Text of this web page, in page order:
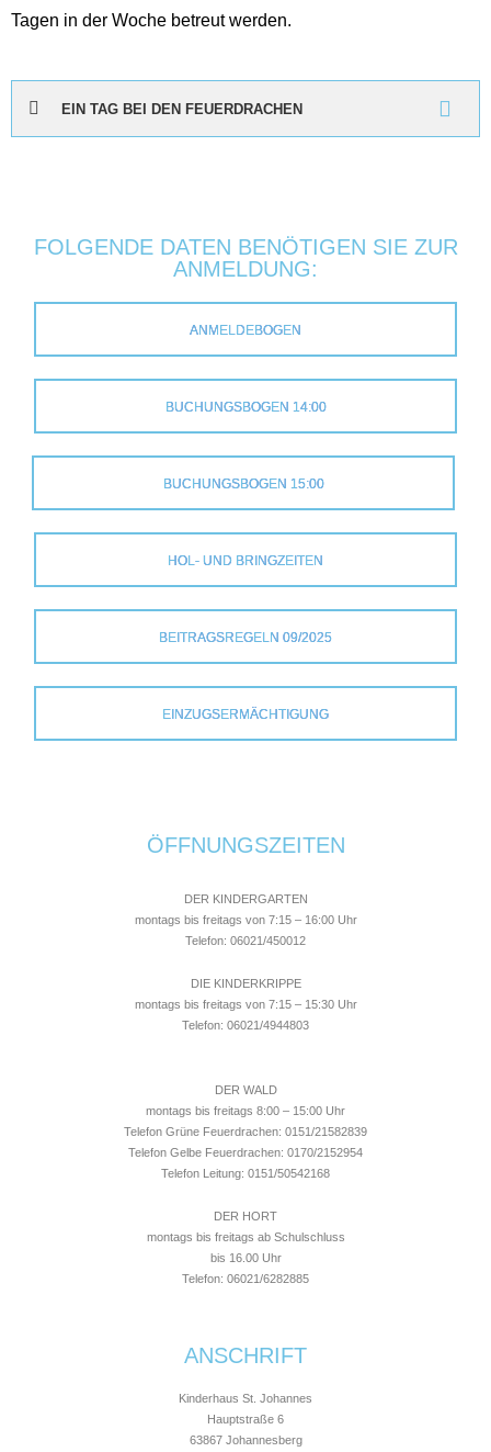
Tagen in der Woche betreut werden.
EIN TAG BEI DEN FEUERDRACHEN
FOLGENDE DATEN BENÖTIGEN SIE ZUR
ANMELDUNG:
ANMELDEBOGEN
BUCHUNGSBOGEN 14:00
BUCHUNGSBOGEN 15:00
HOL- UND BRINGZEITEN
BEITRAGSREGELN 09/2025
EINZUGSERMÄCHTIGUNG
ÖFFNUNGSZEITEN
DER KINDERGARTEN
montags bis freitags von 7:15 – 16:00 Uhr
Telefon: 06021/450012
DIE KINDERKRIPPE
montags bis freitags von 7:15 – 15:30 Uhr
Telefon: 06021/4944803
DER WALD
montags bis freitags 8:00 – 15:00 Uhr
Telefon Grüne Feuerdrachen: 0151/21582839
Telefon Gelbe Feuerdrachen: 0170/2152954
Telefon Leitung: 0151/50542168
DER HORT
montags bis freitags ab Schulschluss
bis 16.00 Uhr
Telefon: 06021/6282885
ANSCHRIFT
Kinderhaus St. Johannes
Hauptstraße 6
63867 Johannesberg